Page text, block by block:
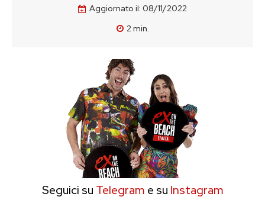
Aggiornato il: 08/11/2022
2min.
Seguici su Telegram e su Instagram